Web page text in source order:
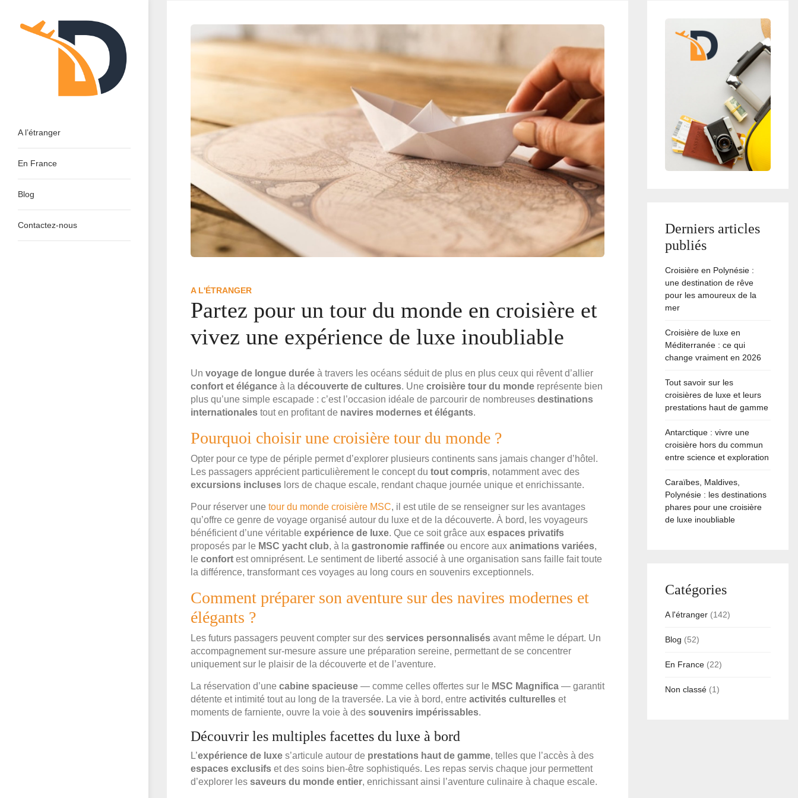
content
A l’étranger
En France
Blog
Contactez-nous
A L'ÉTRANGER
Partez pour un tour du monde en croisière et
vivez une expérience de luxe inoubliable
Un voyage de longue durée à travers les océans séduit de plus en plus ceux qui rêvent d’allier
confort et élégance à la découverte de cultures. Une croisière tour du monde représente bien
plus qu’une simple escapade : c’est l’occasion idéale de parcourir de nombreuses destinations
internationales tout en profitant de navires modernes et élégants.
Pourquoi choisir une croisière tour du monde ?
Opter pour ce type de périple permet d’explorer plusieurs continents sans jamais changer d’hôtel.
Les passagers apprécient particulièrement le concept du tout compris, notamment avec des
excursions incluses lors de chaque escale, rendant chaque journée unique et enrichissante.
Pour réserver une tour du monde croisière MSC, il est utile de se renseigner sur les avantages
qu’offre ce genre de voyage organisé autour du luxe et de la découverte. À bord, les voyageurs
bénéficient d’une véritable expérience de luxe. Que ce soit grâce aux espaces privatifs
proposés par le MSC yacht club, à la gastronomie raffinée ou encore aux animations variées,
le confort est omniprésent. Le sentiment de liberté associé à une organisation sans faille fait toute
la différence, transformant ces voyages au long cours en souvenirs exceptionnels.
Comment préparer son aventure sur des navires modernes et
élégants ?
Les futurs passagers peuvent compter sur des services personnalisés avant même le départ. Un
accompagnement sur-mesure assure une préparation sereine, permettant de se concentrer
uniquement sur le plaisir de la découverte et de l’aventure.
La réservation d’une cabine spacieuse — comme celles offertes sur le MSC Magnifica — garantit
détente et intimité tout au long de la traversée. La vie à bord, entre activités culturelles et
moments de farniente, ouvre la voie à des souvenirs impérissables.
Découvrir les multiples facettes du luxe à bord
L’expérience de luxe s’articule autour de prestations haut de gamme, telles que l’accès à des
espaces exclusifs et des soins bien-être sophistiqués. Les repas servis chaque jour permettent
d’explorer les saveurs du monde entier, enrichissant ainsi l’aventure culinaire à chaque escale.
Derniers articles
publiés
Croisière en Polynésie :
une destination de rêve
pour les amoureux de la
mer
Croisière de luxe en
Méditerranée : ce qui
change vraiment en 2026
Tout savoir sur les
croisières de luxe et leurs
prestations haut de gamme
Antarctique : vivre une
croisière hors du commun
entre science et exploration
Caraïbes, Maldives,
Polynésie : les destinations
phares pour une croisière
de luxe inoubliable
Catégories
A l'étranger (142)
Blog (52)
En France (22)
Non classé (1)